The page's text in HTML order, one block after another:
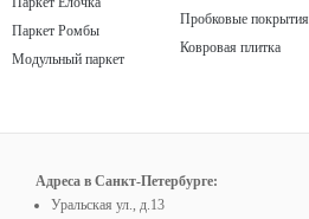
Паркет Ромбы
Модульный паркет
Пробковые покрытия
Ковровая плитка
Адреса в Санкт-Петербурге:
Уральская ул., д.13